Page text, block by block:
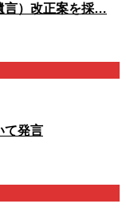
言）改正案を採…
て発言